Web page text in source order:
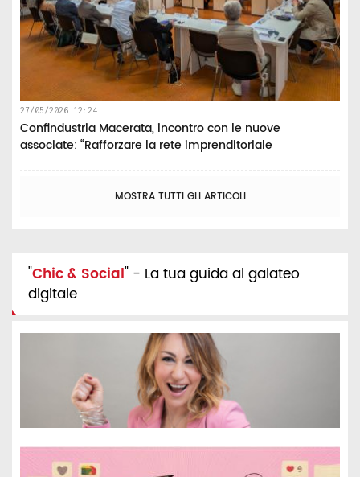
27/05/2026 12:24
Confindustria Macerata, incontro con le nuove
associate: “Rafforzare la rete imprenditoriale
MOSTRA TUTTI GLI ARTICOLI
"Chic & Social" - La tua guida al galateo
digitale